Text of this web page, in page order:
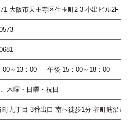
大阪市天王寺区生玉町2-3 小出ビル2F
00～13：00 ｜ 午後 15：00～18：00
木曜・日曜・祝日
町九丁目 3番出口 南へ徒歩1分 谷町筋沿い